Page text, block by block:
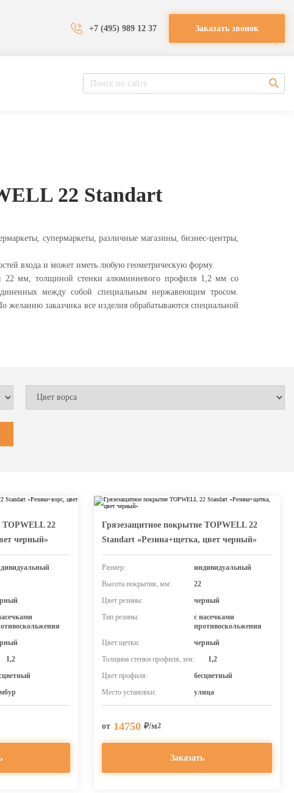
+7 (495) 989 12 37 Заказать звонок
22 Standart
супермаркеты, различные магазины, бизнес-центры,
входа и может иметь любую геометрическую форму.
22 мм, толщиной стенки алюминиевого профиля 1,2 мм со
между собой специальным нержавеющим тросом.
заказчика все изделия обрабатываются специальной
TOPWELL 22
черный»
1,2
Грязезащитное покрытие TOPWELL 22
Standart «Резина+щетка, цвет черный»
Размер:
индивидуальный
Высота покрытия, мм:
22
Цвет резины:
черный
Тип резины:
с насечками
противоскольжения
Цвет щетки:
черный
Толщина стенки профиля, мм:
1,2
Цвет профиля:
бесцветный
Место установки:
улица
от 14750 ₽/м2
Заказать